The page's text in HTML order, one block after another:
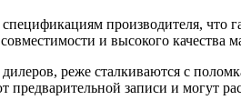
производителя, что
и высокого качества
реже сталкиваются с
записи и могут